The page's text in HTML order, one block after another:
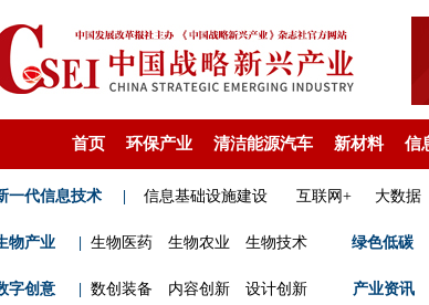
首页 环保产业 清洁能源汽车 新材料 信
一代信息技术 信息基础设施建设 互联网+ 大数据
物产业 生物医药 生物农业 生物技术 绿色低碳
字创意 数创装备 内容创新 设计创新 产业资讯